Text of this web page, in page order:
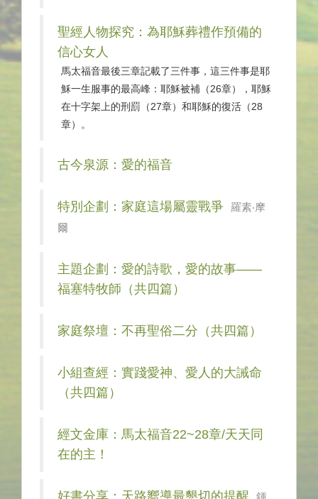
聖經人物探究：為耶穌葬禮作預備的
信心女人
馬太福音最後三章記載了三件事，這三件事是耶
穌一生服事的最高峰：耶穌被補（26章），耶穌
在十字架上的刑罰（27章）和耶穌的復活（28
章）。
古今泉源：愛的福音
特別企劃：家庭這場屬靈戰爭 羅素‧摩
爾
主題企劃：愛的詩歌，愛的故事——
福塞特牧師（共四篇）
家庭祭壇：不再聖俗二分（共四篇）
小組查經：實踐愛神、愛人的大誡命
（共四篇）
經文金庫：馬太福音22~28章/天天同
在的主！
好書分享：天路嚮導最懇切的提醒 鍾